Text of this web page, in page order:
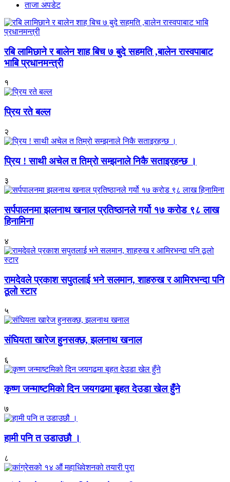
ताजा अपडेट
रबि लामिछाने र बालेन शाह बिच ७ बुदे सहमति ,बालेन रास्वपाबाट
भाबि प्रधानमन्त्री
१
प्रिय रते बल्ल
२
प्रिय ! साथी अचेल त तिम्रो सम्झनाले निकै सताइरहन्छ ।
३
सर्पपालनमा झलनाथ खनाल प्रतिष्ठानले गर्यो १७ करोड ९८ लाख
हिनामिना
४
रामदेवले प्रकाश सपुतलाई भने सलमान, शाहरुख र आमिरभन्दा पनि
ठूलो स्टार
५
संघियता खारेज हुनसक्छ, झलनाथ खनाल
६
कृष्ण जन्माष्टमिको दिन जयगढमा बृहत देउडा खेल हुँने
७
हामी पनि त उडाउछौ ।
८